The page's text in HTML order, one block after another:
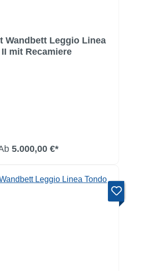
Wandbett Leggio Linea
II mit Recamiere
5.000,00 €*